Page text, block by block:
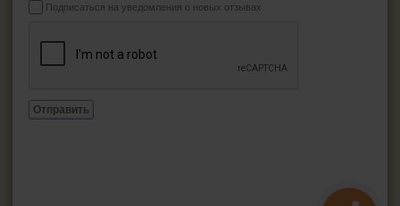
Подписаться на уведомления о новых отзывах
Отправить